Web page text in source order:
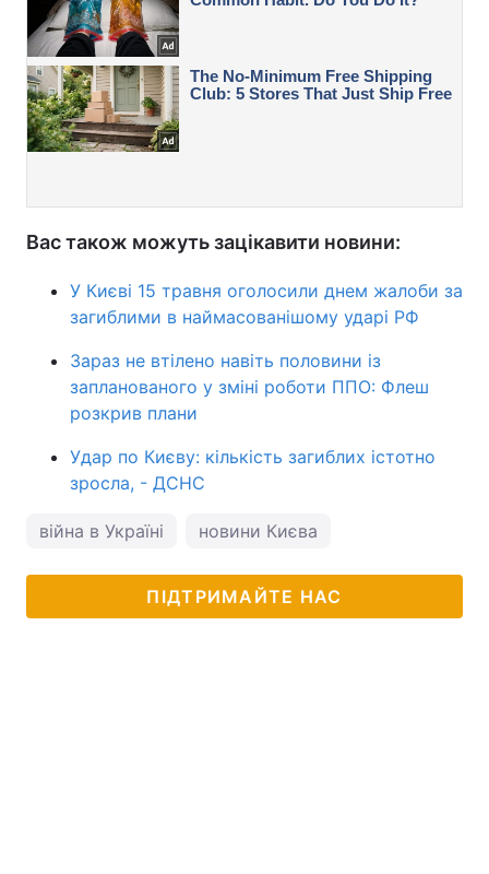
Вас також можуть зацікавити новини:
У Києві 15 травня оголосили днем жалоби за
загиблими в наймасованішому ударі РФ
Зараз не втілено навіть половини із
запланованого у зміні роботи ППО: Флеш
розкрив плани
Удар по Києву: кількість загиблих істотно
зросла, - ДСНС
війна в Україні новини Києва
ПІДТРИМАЙТЕ НАС